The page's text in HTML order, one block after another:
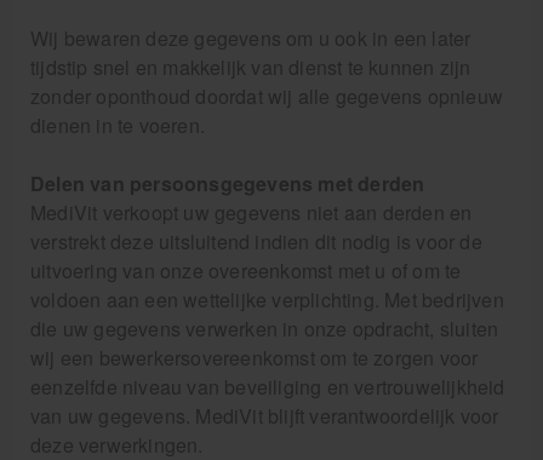
Wij bewaren deze gegevens om u ook in een later
tijdstip snel en makkelijk van dienst te kunnen zijn
zonder oponthoud doordat wij alle gegevens opnieuw
dienen in te voeren.
Delen van persoonsgegevens met derden
MediVit verkoopt uw gegevens niet aan derden en
verstrekt deze uitsluitend indien dit nodig is voor de
uitvoering van onze overeenkomst met u of om te
voldoen aan een wettelijke verplichting. Met bedrijven
die uw gegevens verwerken in onze opdracht, sluiten
wij een bewerkersovereenkomst om te zorgen voor
eenzelfde niveau van beveiliging en vertrouwelijkheid
van uw gegevens. MediVit blijft verantwoordelijk voor
deze verwerkingen.